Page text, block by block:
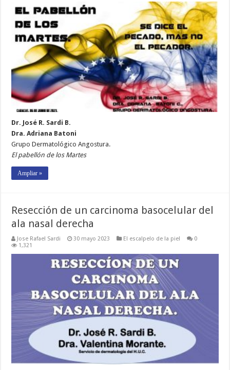
Dr. José R. Sardi B.
Dra. Adriana Batoni
Grupo Dermatológico Angostura.
El pabellón de los Martes
Ampliar »
Resección de un carcinoma basocelular del
ala nasal derecha
Jose Rafael Sardi 30 mayo 2023 El escalpelo de la piel
0
1,321